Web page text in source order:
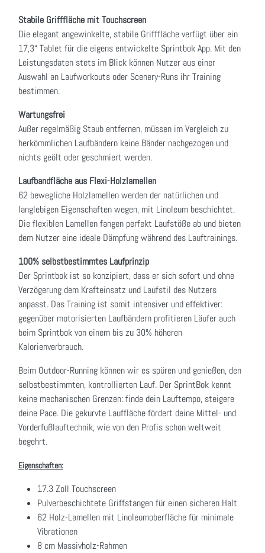
Stabile Grifffläche mit Touchscreen
Die elegant angewinkelte, stabile Grifffläche verfügt über ein
17,3“ Tablet für die eigens entwickelte Sprintbok App. Mit den
Leistungsdaten stets im Blick können Nutzer aus einer
Auswahl an Laufworkouts oder Scenery-Runs ihr Training
bestimmen.
Wartungsfrei
Außer regelmäßig Staub entfernen, müssen im Vergleich zu
herkömmlichen Laufbändern keine Bänder nachgezogen und
nichts geölt oder geschmiert werden.
Laufbandfläche aus Flexi-Holzlamellen
62 bewegliche Holzlamellen werden der natürlichen und
langlebigen Eigenschaften wegen, mit Linoleum beschichtet.
Die flexiblen Lamellen fangen perfekt Laufstöße ab und bieten
dem Nutzer eine ideale Dämpfung während des Lauftrainings.
100% selbstbestimmtes Laufprinzip
Der Sprintbok ist so konzipiert, dass er sich sofort und ohne
Verzögerung dem Krafteinsatz und Laufstil des Nutzers
anpasst. Das Training ist somit intensiver und effektiver:
gegenüber motorisierten Laufbändern profitieren Läufer auch
beim Sprintbok von einem bis zu 30% höheren
Kalorienverbrauch.
Beim Outdoor-Running können wir es spüren und genießen, den
selbstbestimmten, kontrollierten Lauf. Der SprintBok kennt
keine mechanischen Grenzen: finde dein Lauftempo, steigere
deine Pace. Die gekurvte Lauffläche fördert deine Mittel- und
Vorderfußlauftechnik, wie von den Profis schon weltweit
begehrt.
Eigenschaften:
17.3 Zoll Touchscreen
Pulverbeschichtete Griffstangen für einen sicheren Halt
62 Holz-Lamellen mit Linoleumoberfläche für minimale
Vibrationen
8 cm Massivholz-Rahmen